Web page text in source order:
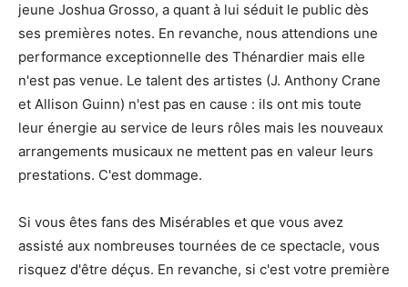
jeune Joshua Grosso, a quant à lui séduit le public dès
ses premières notes. En revanche, nous attendions une
performance exceptionnelle des Thénardier mais elle
n'est pas venue. Le talent des artistes (J. Anthony Crane
et Allison Guinn) n'est pas en cause : ils ont mis toute
leur énergie au service de leurs rôles mais les nouveaux
arrangements musicaux ne mettent pas en valeur leurs
prestations. C'est dommage.
Si vous êtes fans des Misérables et que vous avez
assisté aux nombreuses tournées de ce spectacle, vous
risquez d'être déçus. En revanche, si c'est votre première